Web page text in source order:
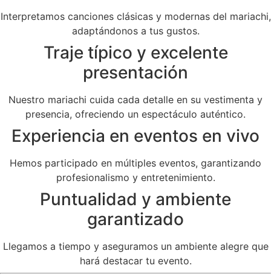
Interpretamos canciones clásicas y modernas del mariachi,
adaptándonos a tus gustos.
Traje típico y excelente
presentación
Nuestro mariachi cuida cada detalle en su vestimenta y
presencia, ofreciendo un espectáculo auténtico.
Experiencia en eventos en vivo
Hemos participado en múltiples eventos, garantizando
profesionalismo y entretenimiento.
Puntualidad y ambiente
garantizado
Llegamos a tiempo y aseguramos un ambiente alegre que
hará destacar tu evento.